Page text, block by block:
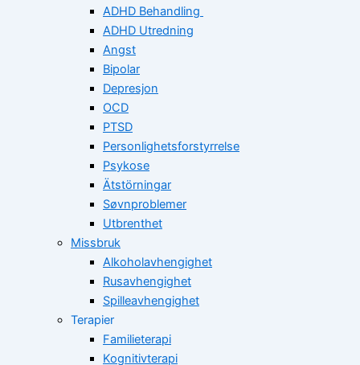
ADHD Behandling
ADHD Utredning
Angst
Bipolar
Depresjon
OCD
PTSD
Personlighetsforstyrrelse
Psykose
Ätstörningar
Søvnproblemer
Utbrenthet
Missbruk
Alkoholavhengighet
Rusavhengighet
Spilleavhengighet
Terapier
Familieterapi
Kognitivterapi